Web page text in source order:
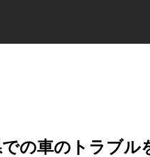
の車のトラブル